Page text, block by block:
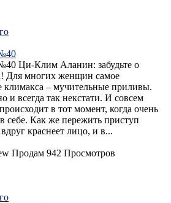
Клим Аланин: забудьте о
Для многих женщин самое
климакса – мучительные приливы.
и всегда так некстати. И совсем
в тот момент, когда очень
себе. Как же пережить приступ
краснеет лицо, и в...
Продам 942 Просмотров